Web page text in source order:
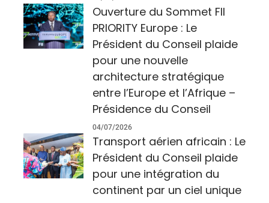
Ouverture du Sommet FII
PRIORITY Europe : Le
Président du Conseil plaide
pour une nouvelle
architecture stratégique
entre l’Europe et l’Afrique –
Présidence du Conseil
04/07/2026
Transport aérien africain : Le
Président du Conseil plaide
pour une intégration du
continent par un ciel unique